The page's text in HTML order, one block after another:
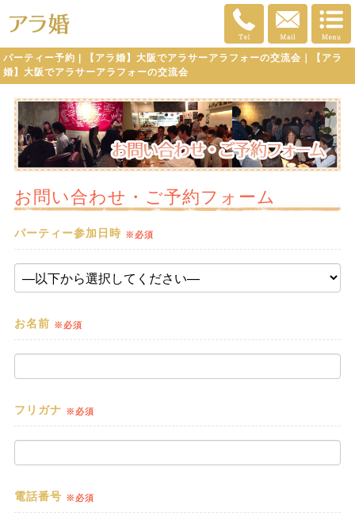
パーティー予約 | 【アラ婚】大阪でアラサーアラフォーの交流会｜【アラ
婚】大阪でアラサーアラフォーの交流会
お問い合わせ・ご予約フォーム
パーティー参加日時 ※必須
お名前 ※必須
フリガナ ※必須
電話番号 ※必須